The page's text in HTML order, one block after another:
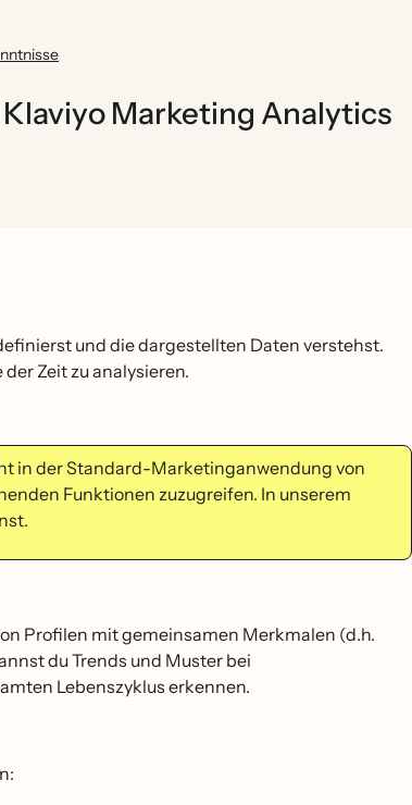
Marketing Analytics
und die dargestellten Daten verstehst.
Zeit zu analysieren.
in der Standard-Marketinganwendung von
Funktionen zuzugreifen. In unserem
Profilen mit gemeinsamen Merkmalen (d.h.
du Trends und Muster bei
Lebenszyklus erkennen.